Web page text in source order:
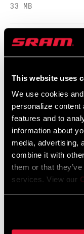
This website uses
We use cookies
personalize
features and to
information about
media, advertising,
combine it with
them or that
services. View our
33 MB
Garantía SRAM y ZIPP
604 kb
Encuentra una
Te animamos a visitar